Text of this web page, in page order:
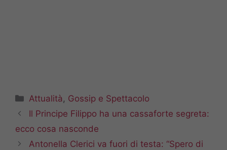
Categorie
Attualità , Gossip e Spettacolo
Il Principe Filippo ha una cassaforte segreta:
ecco cosa nasconde
Antonella Clerici va fuori di testa: “Spero di